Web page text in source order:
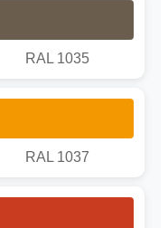
RAL 1035
RAL 1037